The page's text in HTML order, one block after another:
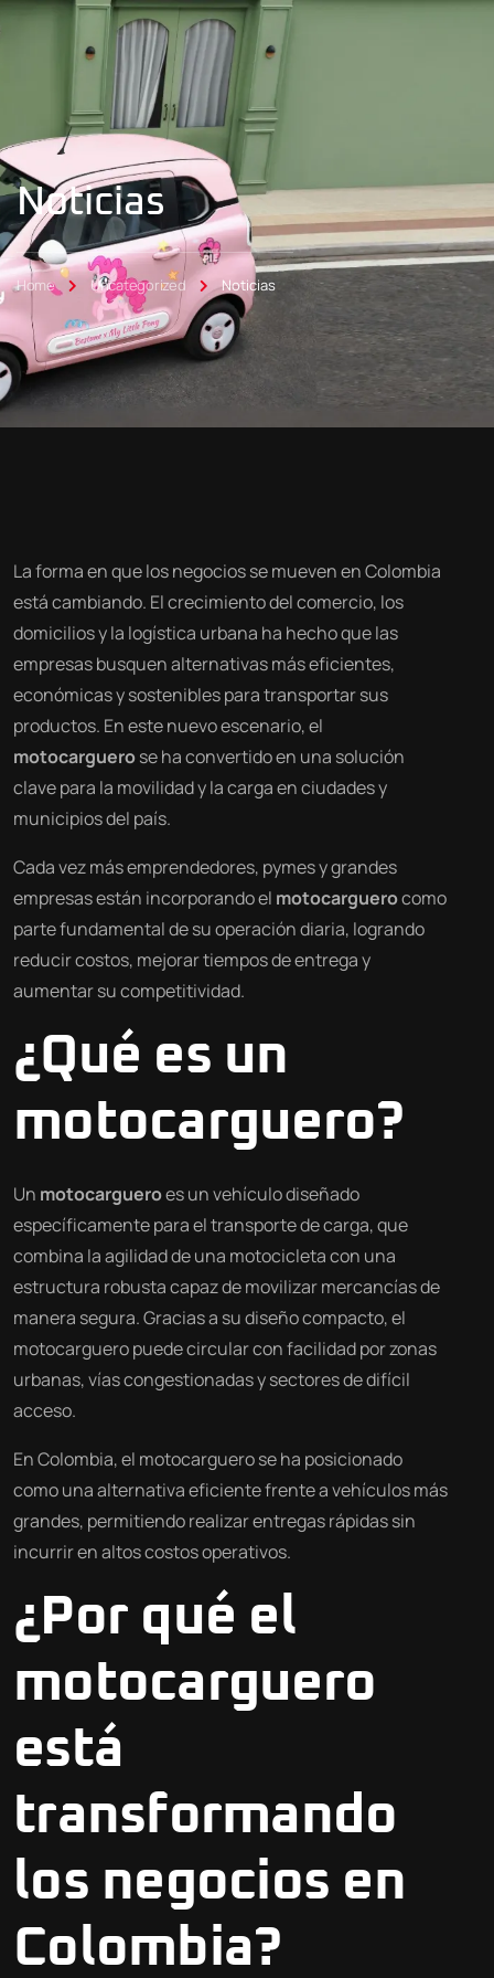
Noticias
Home Uncategorized Noticias
La forma en que los negocios se mueven en Colombia
está cambiando. El crecimiento del comercio, los
domicilios y la logística urbana ha hecho que las
empresas busquen alternativas más eficientes,
económicas y sostenibles para transportar sus
productos. En este nuevo escenario, el
motocarguerose ha convertido en una solución
clave para la movilidad y la carga en ciudades y
municipios del país.
Cada vez más emprendedores, pymes y grandes
empresas están incorporando el motocarguerocomo
parte fundamental de su operación diaria, logrando
reducir costos, mejorar tiempos de entrega y
aumentar su competitividad.
¿Qué es un
motocarguero?
Un motocargueroes un vehículo diseñado
específicamente para el transporte de carga, que
combina la agilidad de una motocicleta con una
estructura robusta capaz de movilizar mercancías de
manera segura. Gracias a su diseño compacto, el
motocarguero puede circular con facilidad por zonas
urbanas, vías congestionadas y sectores de difícil
acceso.
En Colombia, el motocarguero se ha posicionado
como una alternativa eficiente frente a vehículos más
grandes, permitiendo realizar entregas rápidas sin
incurrir en altos costos operativos.
¿Por qué el
motocarguero
está
transformando
los negocios en
Colombia?